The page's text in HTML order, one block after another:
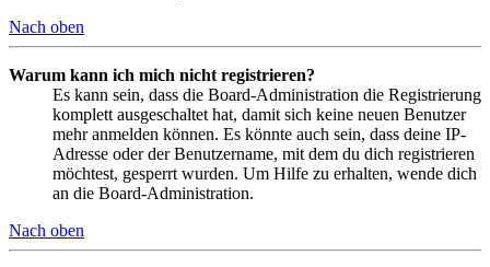
Nach oben
Warum kann ich mich nicht registrieren?
Es kann sein, dass die Board-Administration die Registrierung
komplett ausgeschaltet hat, damit sich keine neuen Benutzer
mehr anmelden können. Es könnte auch sein, dass deine IP-
Adresse oder der Benutzername, mit dem du dich registrieren
möchtest, gesperrt wurden. Um Hilfe zu erhalten, wende dich
an die Board-Administration.
Nach oben